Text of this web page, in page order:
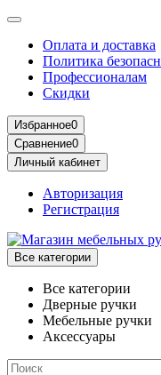
Оплата и доставка
Политика
Профессионалам
Скидки
Избранное0
Сравнение0
Личный кабинет
Авторизация
Регистрация
Все категории
Все категории
Дверные ручки
Мебельные ручки
Аксессуары